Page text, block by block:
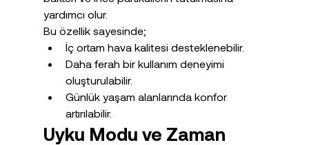
yardımcı olur.
Bu özellik sayesinde;
İç ortam hava kalitesi desteklenebilir.
Daha ferah bir kullanım deneyimi
oluşturulabilir.
Günlük yaşam alanlarında konfor
artırılabilir.
Uyku Modu ve Zaman